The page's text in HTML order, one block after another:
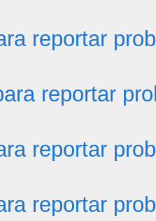
reportar
reportar
reportar
reportar